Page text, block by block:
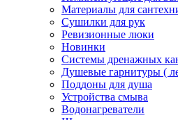
Материалы для
Сушилки для рук
Ревизионные люки
Новинки
Системы дренажных
Душевые гарнитуры (
Поддоны для душа
Устройства смыва
Водонагреватели